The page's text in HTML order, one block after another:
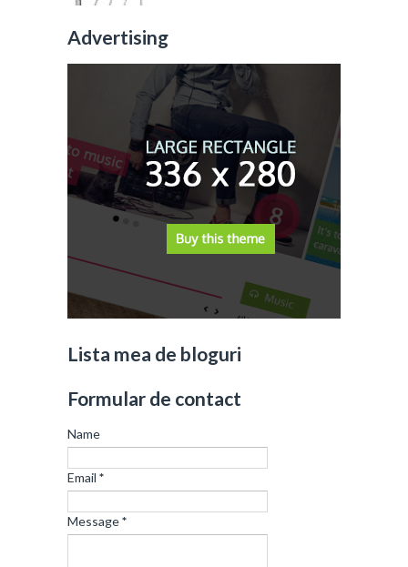
Advertising
Lista mea de bloguri
Formular de contact
Name
Email *
Message*